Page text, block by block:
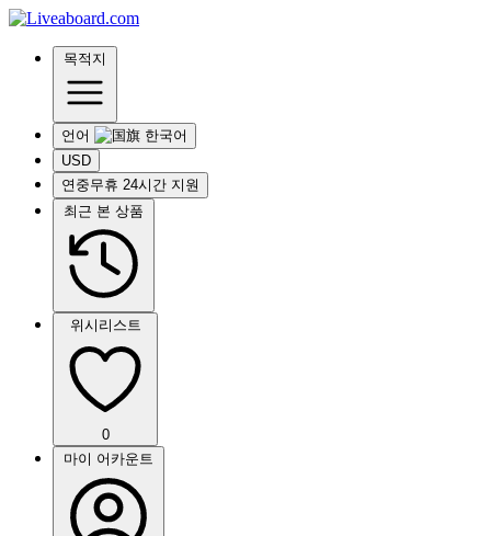
목적지
언어
USD
연중무휴 24시간 지원
최근 본 상품
위시리스트
0
마이 어카운트